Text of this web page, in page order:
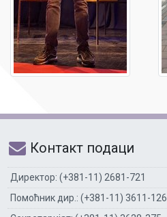
Контакт подаци
Директор: (+381-11) 2681-721
Помоћник дир.: (+381-11) 3611-126